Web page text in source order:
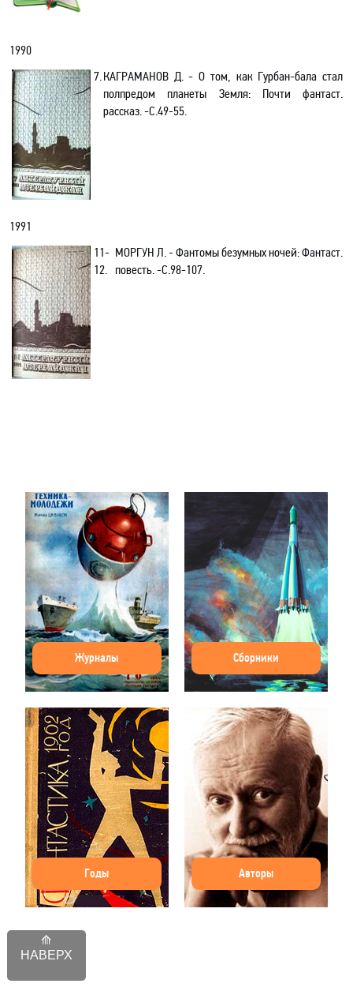
НАВЕРХ
1990
7.КАГРАМАНОВ Д. -О том, как Гурбан-бала стал
полпредом планеты Земля: Почти фантаст.
рассказ. -С.49-55.
1991
11-
12.
МОРГУН Л. - Фантомы безумных ночей: Фантаст.
повесть. -С.98-107.
Журналы Сборники
Годы Авторы